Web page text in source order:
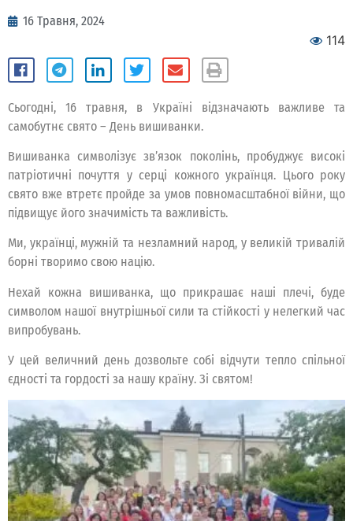
16 Травня, 2024
114
Сьогодні, 16 травня, в Україні відзначають важливе та
самобутнє свято – День вишиванки.
Вишиванка символізує зв’язок поколінь, пробуджує високі
патріотичні почуття у серці кожного українця. Цього року
свято вже втретє пройде за умов повномасштабної війни, що
підвищує його значимість та важливість.
Ми, українці, мужній та незламний народ, у великій тривалій
борні творимо свою націю.
Нехай кожна вишиванка, що прикрашає наші плечі, буде
символом нашої внутрішньої сили та стійкості у нелегкий час
випробувань.
У цей величний день дозвольте собі відчути тепло спільної
єдності та гордості за нашу країну. Зі святом!